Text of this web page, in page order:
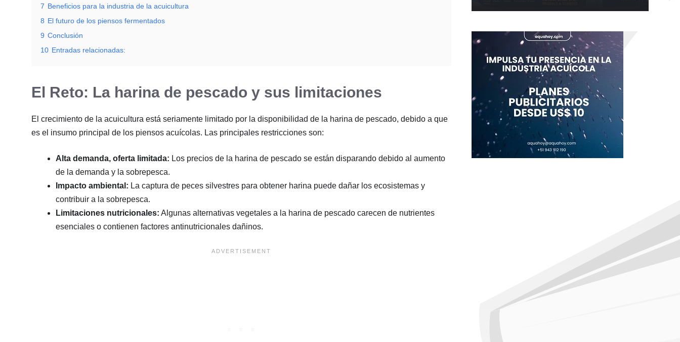
7 Beneficios para la industria de la acuicultura
8 El futuro de los piensos fermentados
9 Conclusión
10 Entradas relacionadas:
El Reto: La harina de pescado y sus limitaciones
El crecimiento de la acuicultura está seriamente limitado por la disponibilidad de la harina de pescado, debido a que
es el insumo principal de los piensos acuícolas. Las principales restricciones son:
Alta demanda, oferta limitada: Los precios de la harina de pescado se están disparando debido al aumento
de la demanda y la sobrepesca.
Impacto ambiental: La captura de peces silvestres para obtener harina puede dañar los ecosistemas y
contribuir a la sobrepesca.
Limitaciones nutricionales: Algunas alternativas vegetales a la harina de pescado carecen de nutrientes
esenciales o contienen factores antinutricionales dañinos.